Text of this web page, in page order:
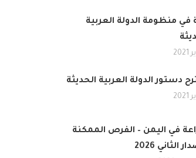
في منظومة الدولة العربية
دستور الدولة العربية الحديثة
في اليمن – الفرص الممكنة
الثاني 2026